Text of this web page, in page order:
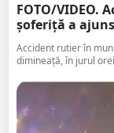
FOTO/VIDEO.
șoferiță a
Accident rutier în
dimineață, în jurul